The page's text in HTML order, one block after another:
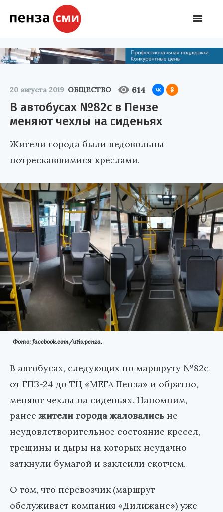
20 августа 2019 ОБЩЕСТВО 614
В автобусах №82с в Пензе
меняют чехлы на сиденьях
Жители города были недовольны
потрескавшимися креслами.
Фото: facebook.com/utis.penza.
В автобусах, следующих по маршруту №82с
от ГПЗ-24 до ТЦ «МЕГА Пенза» и обратно,
меняют чехлы на сиденьях. Напомним,
ранеежители города жаловались не
неудовлетворительное состояние кресел,
трещины и дыры на которых неудачно
заткнули бумагой и заклеили скотчем.
О том, что перевозчик (маршрут
обслуживает компания «Дилижанс») уже